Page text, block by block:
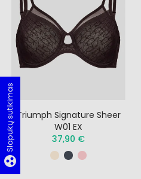
Triumph Signature Sheer
W01 EX
37,90 €
group_work
Slapukų sutikimas